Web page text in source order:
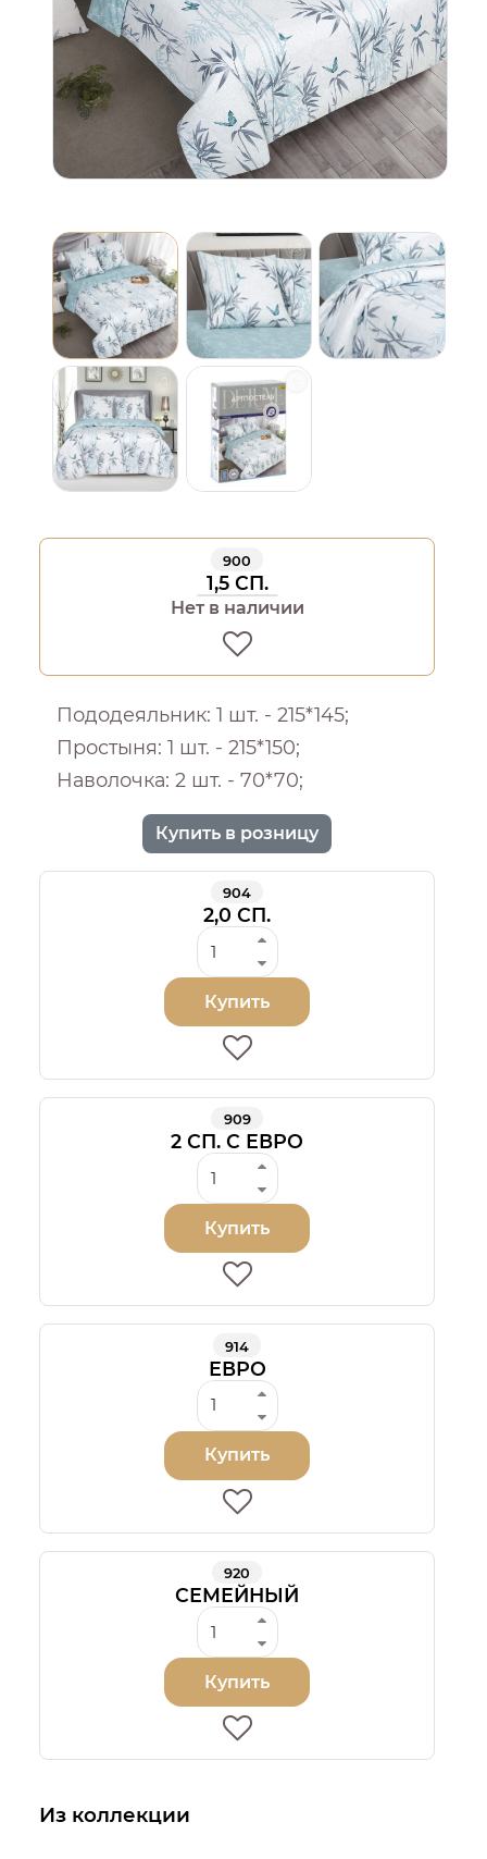
900
1,5 СП.
Нет в наличии
Пододеяльник: 1 шт. - 215*145;
Простыня: 1 шт. - 215*150;
Наволочка: 2 шт. - 70*70;
Купить в розницу
904
2,0 СП.
Купить
909
2 СП. С ЕВРО
Купить
914
ЕВРО
Купить
920
СЕМЕЙНЫЙ
Купить
Из коллекции